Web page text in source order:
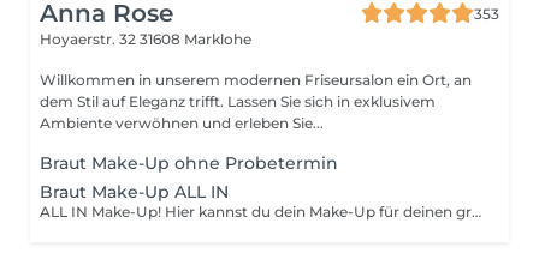
Anna Rose
353
Hoyaerstr. 32 31608 Marklohe
Willkommen in unserem modernen Friseursalon ein Ort, an
dem Stil auf Eleganz trifft. Lassen Sie sich in exklusivem
Ambiente verwöhnen und erleben Sie...
Braut Make-Up ohne Probetermin
Braut Make-Up ALL IN
ALL IN Make-Up! Hier kannst du dein Make-Up für deinen großen Tag mit zusätzlich einem Probe Make-Up buchen. Wir freuen uns auf dich!